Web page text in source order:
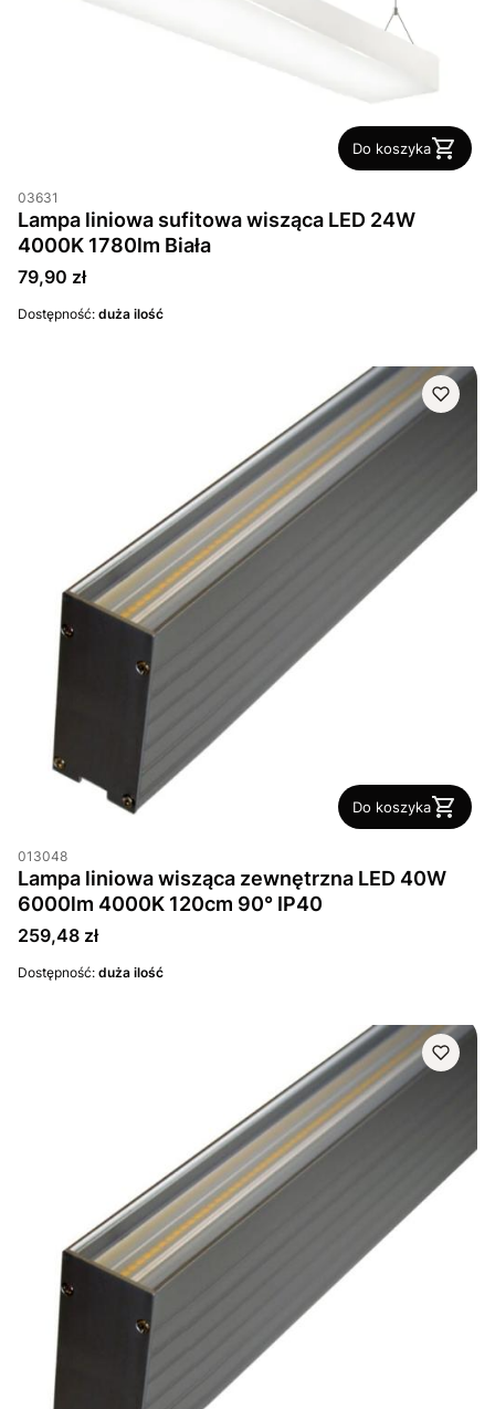
Do koszyka
03631
Lampa liniowa sufitowa wisząca LED 24W
4000K 1780lm Biała
Cena
79,90 zł
Dostępność: duża ilość
Do koszyka
013048
Lampa liniowa wisząca zewnętrzna LED 40W
6000lm 4000K 120cm 90° IP40
Cena
259,48 zł
Dostępność: duża ilość